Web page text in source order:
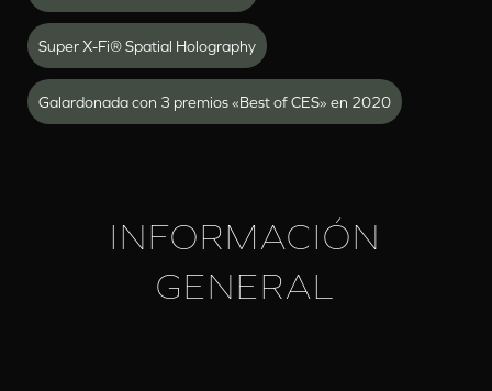
Super X-Fi® Spatial Holography
Galardonada con 3 premios «Best of CES» en 2020
INFORMACIÓN
GENERAL